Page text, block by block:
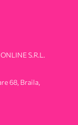
S.R.L.
68, Braila,